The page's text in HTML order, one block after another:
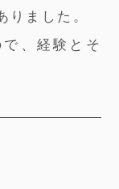
りました。
、経験とそ